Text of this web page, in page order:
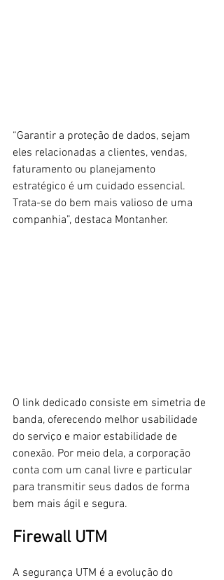
“Garantir a proteção de dados, sejam
eles relacionadas a clientes, vendas,
faturamento ou planejamento
estratégico é um cuidado essencial.
Trata-se do bem mais valioso de uma
companhia”, destaca Montanher.
O link dedicado consiste em simetria de
banda, oferecendo melhor usabilidade
do serviço e maior estabilidade de
conexão. Por meio dela, a corporação
conta com um canal livre e particular
para transmitir seus dados de forma
bem mais ágil e segura.
Firewall UTM
A segurança UTM é a evolução do